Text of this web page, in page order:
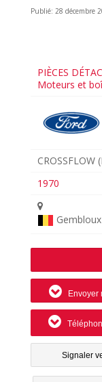
Publié: 28 décembre
PIÈCES
Moteurs et
CROSSFLOW
1970
Gembloux
Envoyer
Signaler